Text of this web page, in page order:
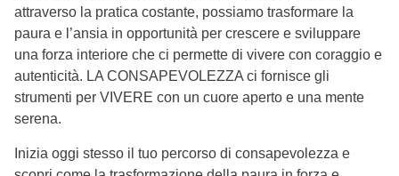
attraverso la pratica costante, possiamo trasformare la
paura e l’ansia in opportunità per crescere e sviluppare
una forza interiore che ci permette di vivere con coraggio e
autenticità. LA CONSAPEVOLEZZA ci fornisce gli
strumenti per VIVERE con un cuore aperto e una mente
serena.
Inizia oggi stesso il tuo percorso di consapevolezza e